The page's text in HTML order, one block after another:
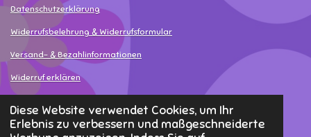
Diese Website verwendet Cookies, um Ihr
Erlebnis zu verbessern und maßgeschneiderte
Datenschutzerklärung
Widerrufsbelehrung & Widerrufsformular
Versand- & Bezahlinformationen
Widerruf erklären
© 2025 - 2026 MamaLea